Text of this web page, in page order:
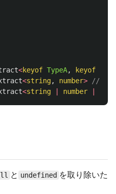
<keyof TypeA, keyof
<string, number>
//
<string number
と undefined を取り除いた